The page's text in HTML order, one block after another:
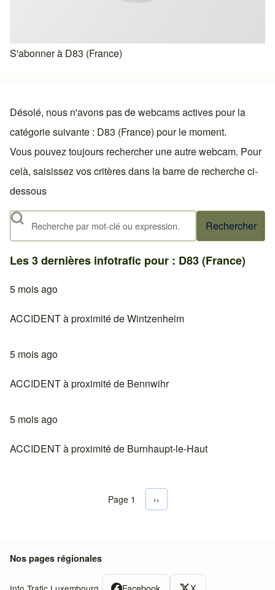
S'abonner à D83 (France)
Désolé, nous n'avons pas de webcams actives pour la
catégorie suivante : D83 (France) pour le moment.
Vous pouvez toujours rechercher une autre webcam. Pour
celà, saisissez vos critères dans la barre de recherche ci-
dessous
Rechercher
Les 3 dernières infotrafic pour : D83 (France)
5 mois ago
ACCIDENT à proximité de Wintzenheim
5 mois ago
ACCIDENT à proximité de Bennwihr
5 mois ago
ACCIDENT à proximité de Burnhaupt-le-Haut
Pagination
Page 1 Next page
››
Nos pages régionales